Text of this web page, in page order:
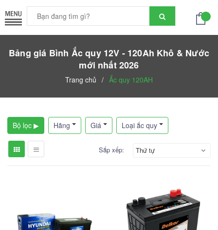
Bảng giá Bình Ắc quy 12V - 120Ah Khô & Nước
mới nhất 2026
Trang chủ / Ắc quy 120AH
Bộ lọc ▶ Hãng Giá Loại ắc quy
Sắp xếp: Thứ tự